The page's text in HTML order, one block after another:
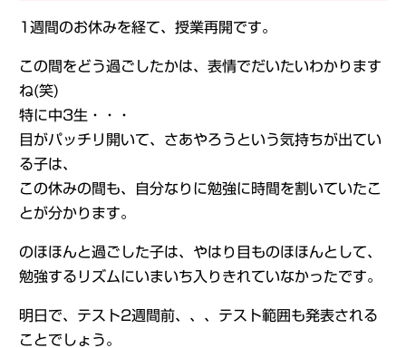
1週間のお休みを経て、授業再開です。
この間をどう過ごしたかは、表情でだいたいわかります
ね(笑)
特に中3生・・・
目がパッチリ開いて、さあやろうという気持ちが出てい
る子は、
この休みの間も、自分なりに勉強に時間を割いていたこ
とが分かります。
のほほんと過ごした子は、やはり目ものほほんとして、
勉強するリズムにいまいち入りきれていなかったです。
明日で、テスト2週間前、、、テスト範囲も発表される
ことでしょう。